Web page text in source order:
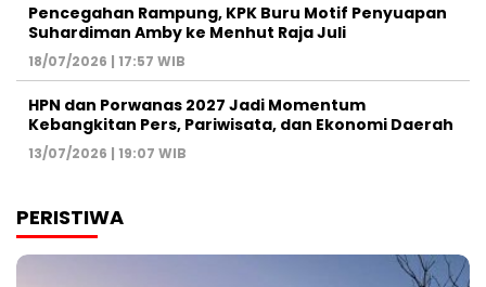
Pencegahan Rampung, KPK Buru Motif Penyuapan
Suhardiman Amby ke Menhut Raja Juli
18/07/2026 | 17:57 WIB
HPN dan Porwanas 2027 Jadi Momentum
Kebangkitan Pers, Pariwisata, dan Ekonomi Daerah
13/07/2026 | 19:07 WIB
PERISTIWA